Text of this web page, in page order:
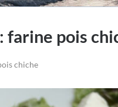
farine pois
chiche